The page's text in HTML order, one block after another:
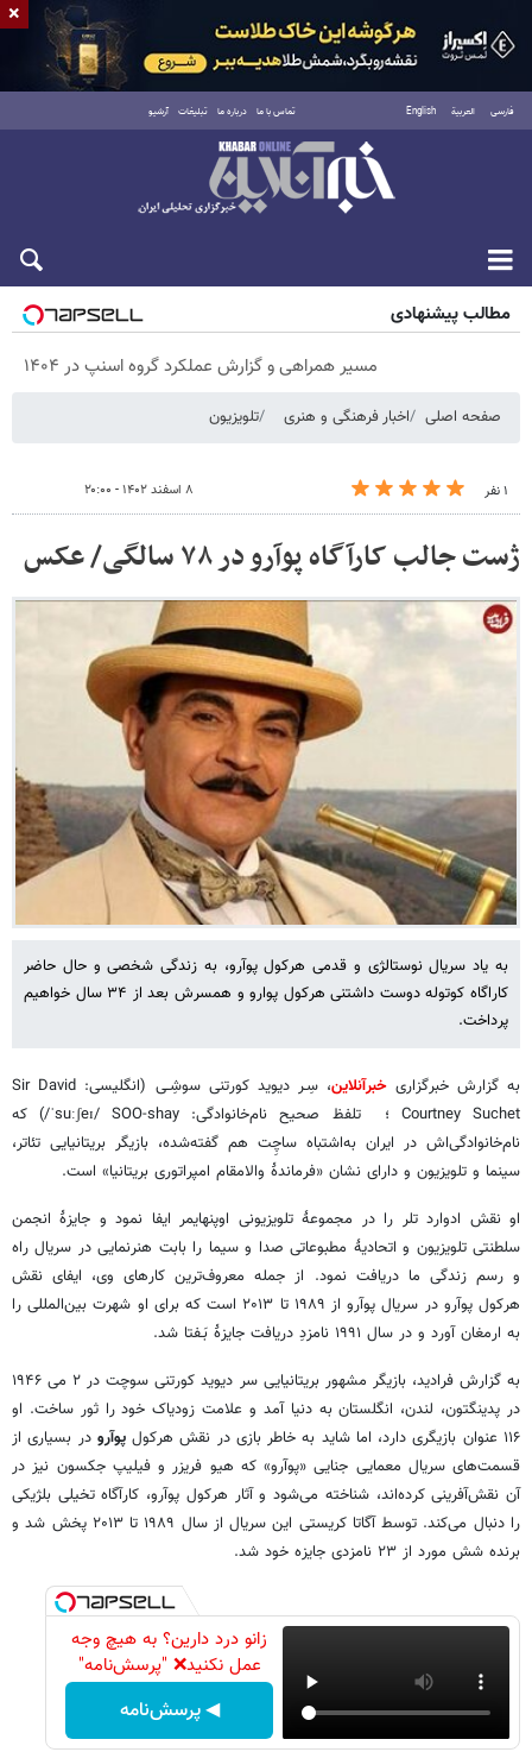
فارسی العربية English تماس با ما درباره ما تبلیغات آرشیو
پنجشنبه ۱۵ مرداد ۱۴۰۵
مطالب پیشنهادی
مسیر همراهی و گزارش عملکرد گروه اسنپ در ۱۴۰۴
صفحه اصلی اخبار فرهنگی و هنری تلویزیون
۱ نفر ۸ اسفند ۱۴۰۲ - ۲۰:۰۰
ژست جالب کارآگاه پوآرو در ۷۸ سالگی/ عکس
به یاد سریال نوستالژی و قدمی هرکول پوآرو، به زندگی شخصی و حال حاضر
کاراگاه کوتوله دوست داشتنی هرکول پوارو و همسرش بعد از ۳۴ سال خواهیم
پرداخت.
به گزارش خبرگزاریخبرآنلاین
، سِـر دیوید کورتنی سوشِـی (انگلیسی: Sir David
Courtney Suchet ؛ ‌ تلفظ صحیح نام‌خانوادگی: ‎/ˈsuːʃeɪ/‎ SOO-shay) که
نام‌خانوادگی‌اش در ایران به‌اشتباه ساچِت هم گفته‌شده، بازیگر بریتانیایی تئاتر،
سینما و تلویزیون و دارای نشان «فرماندهٔ والامقام امپراتوری بریتانیا» است.
او نقش ادوارد تلر را در مجموعهٔ تلویزیونی اوپنهایمر ایفا نمود و جایزهٔ انجمن
سلطنتی تلویزیون و اتحادیهٔ مطبوعاتی صدا و سیما را بابت هنرنمایی در سریال راه
و رسم زندگی ما دریافت نمود. از جمله معروف‌ترین کارهای وی، ایفای نقش
هرکول پوآرو در سریال پوآرو از ۱۹۸۹ تا ۲۰۱۳ است که برای او شهرت بین‌المللی را
به ارمغان آورد و در سال ۱۹۹۱ نامزدِ دریافت جایزهٔ بَـفتا شد.
به گزارش فرادید، بازیگر مشهور بریتانیایی سر دیوید کورتنی سوچت در ۲ می ۱۹۴۶
در پدینگتون، لندن، انگلستان به دنیا آمد و علامت زودیاک خود را ثور ساخت. او
۱۱۶ عنوان بازیگری دارد، اما شاید به خاطر بازی در نقش هرکول
پوآرو در بسیاری از
قسمت‌های سریال معمایی جنایی «پوآرو» که هیو فریزر و فیلیپ جکسون نیز در
آن نقش‌آفرینی کرده‌اند، شناخته می‌شود و آثار هرکول پوآرو، کارآگاه تخیلی بلژیکی
را دنبال می‌کند. توسط آگاتا کریستی این سریال از سال ۱۹۸۹ تا ۲۰۱۳ پخش شد و
برنده شش مورد از ۲۳ نامزدی جایزه خود شد.
زانو درد دارین؟ به هیچ وجه
عمل نکنید❌ "پرسش‌نامه"
◀ پرسش‌نامه
×